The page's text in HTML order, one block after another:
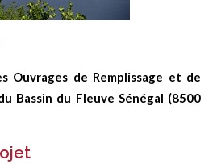
Ouvrages de Remplissage et de
Bassin du Fleuve Sénégal (8500